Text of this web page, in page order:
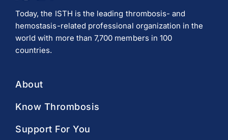
Today, the ISTH is the leading thrombosis- and
hemostasis-related professional organization in the
world with more than 7,700 members in 100
countries.
About
Know Thrombosis
Support For You